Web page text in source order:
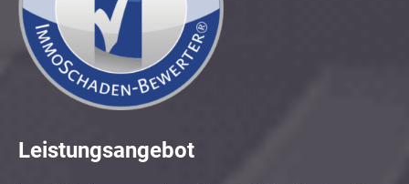
Leistungsangebot